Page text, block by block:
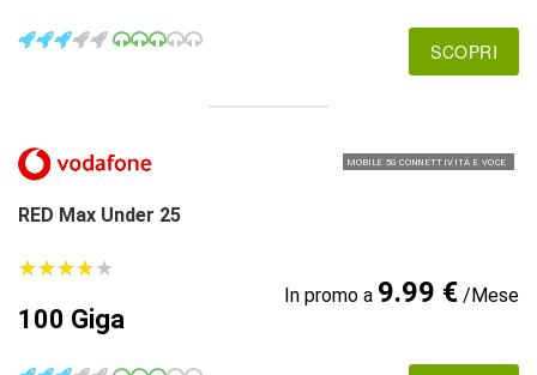
SCOPRI
MOBILE 5G CONNETTIVITÀ E VOCE
RED Max Under 25
★★★★★
★★★★★
100 Giga
In promo a 9.99 €/Mese